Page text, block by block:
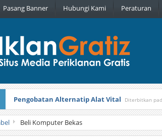
Pasang Banner Hubungi Kami Peraturan
Pengobatan Alternatip Alat Vital Diterbitkan
Pita Cantik Pesona Diterbitkan pada, Kamis, 16
Beli Komputer Bekas